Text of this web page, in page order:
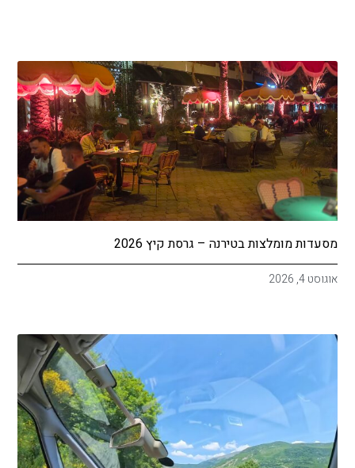
מסעדות מומלצות בטירנה – גרסת קיץ 2026
אוגוסט 4, 2026